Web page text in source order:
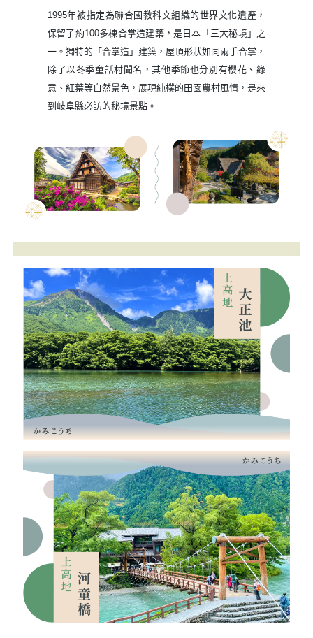
1995年被指定為聯合國教科文組織的世界文化遺產，
保留了約100多棟合掌造建築，是日本「三大秘境」之
一。獨特的「合掌造」建築，屋頂形狀如同兩手合掌，
除了以冬季童話村聞名，其他季節也分別有櫻花、綠
意、紅葉等自然景色，展現純樸的田園農村風情，是來
到岐阜縣必訪的秘境景點。